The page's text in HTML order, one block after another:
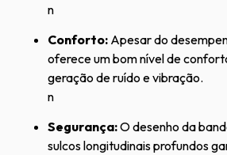
n
Conforto: Apesar do
oferece um bom nível de
geração de ruído e vibração.
n
Segurança:O desenho da
sulcos longitudinais profundos